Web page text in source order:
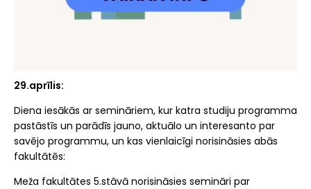
29.aprīlis:
Diena iesākās ar semināriem, kur katra studiju programma
pastāstīs un parādīs jauno, aktuālo un interesanto par
savējo programmu, un kas vienlaicīgi norisināsies abās
fakultātēs:
Meža fakultātes 5.stāvā norisināsies semināri par